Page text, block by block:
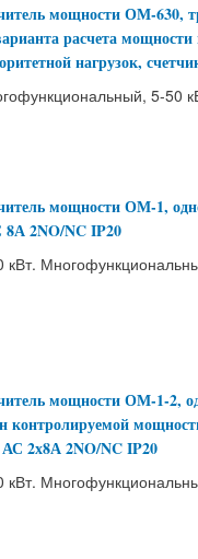
мощности ОМ-630,
расчета
нагрузок,
5-50
мощности ОМ-1,
2NO/NC IP20
кВт.
мощности ОМ-1-2,
контролируемой
2х8А 2NO/NC IP20
кВт.